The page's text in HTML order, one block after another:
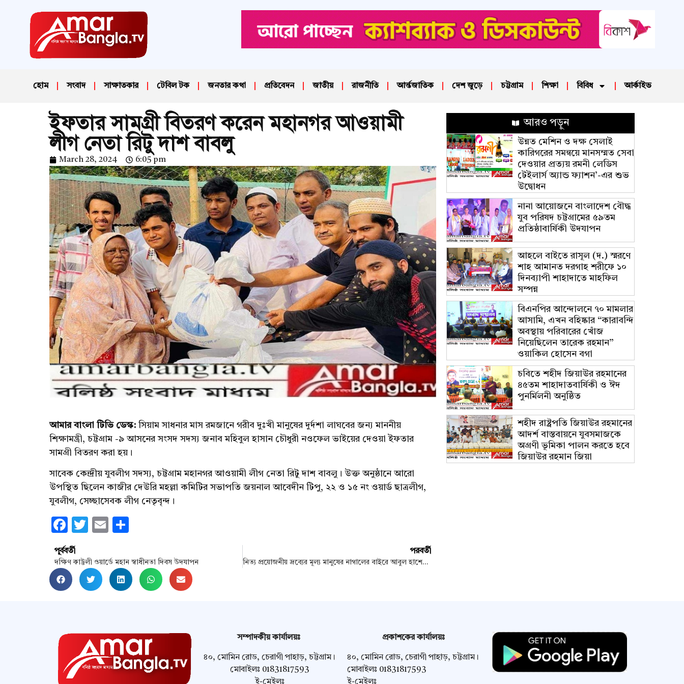
হোম সংবাদ সাক্ষাতকার টেবিল টক জনতার কথা প্রতিবেদন জাতীয় রাজনীতি আর্ন্তজাতিক দেশ জুড়ে চট্টগ্রাম শিক্ষা বিবিধ আর্কাইভ
ইফতার সামগ্রী বিতরণ করেন মহানগর আওয়ামী
লীগ নেতা রিটু দাশ বাবলু
March 28, 2024 6:05 pm
আমার বাংলা টিভি ডেস্ক: সিয়াম সাধনার মাস রমজানে গরীব দুঃখী মানুষের দুর্দশা লাঘবের জন্য মাননীয়
শিক্ষামন্ত্রী, চট্টগ্রাম -৯ আসনের সংসদ সদস্য জনাব মহিবুল হাসান চৌধুরী নওফেল ভাইয়ের দেওয়া ইফতার
সামগ্রী বিতরণ করা হয়।
সাবেক কেন্দ্রীয় যুবলীগ সদস্য, চট্টগ্রাম মহানগর আওয়ামী লীগ নেতা রিটু দাশ বাবলু। উক্ত অনুষ্ঠানে আরো
উপস্থিত ছিলেন কাজীর দেউরি মহল্লা কমিটির সভাপতি জয়নাল আবেদীন টিপু, ২২ ও ১৫ নং ওয়ার্ড ছাত্রলীগ,
যুবলীগ, সেচ্ছাসেবক লীগ নেতৃবৃন্দ।
Facebook
Twitter
Email
পূর্ববর্তী
দক্ষিণ কাট্টলী ওয়ার্ডে মহান স্বাধীনতা দিবস উদযাপন
পরবর্তী
নিত্য প্রয়োজনীয় দ্রব্যের মূল্য মানুষের নাগালের বাইরে আবুল হাশেম বক্কর
আরও পড়ুন
উন্নত মেশিন ও দক্ষ সেলাই
কারিগরের সমন্বয়ে মানসম্মত সেবা
দেওয়ার প্রত্যয় রমনী লেডিস
টেইলার্স অ্যান্ড ফ্যাশন’-এর শুভ
উদ্বোধন
নানা আয়োজনে বাংলাদেশ বৌদ্ধ
যুব পরিষদ চট্টগ্রামের ৫৯তম
প্রতিষ্ঠাবার্ষিকী উদযাপন
আহলে বাইতে রাসূল (দ.) স্মরণে
শাহ আমানত দরগাহ শরীফে ১০
দিনব্যাপী শাহাদাতে মাহফিল
সম্পন্ন
বিএনপির আন্দোলনে ৭০ মামলার
আসামি, এখন বহিষ্কার “কারাবন্দি
অবস্থায় পরিবারের খোঁজ
নিয়েছিলেন তারেক রহমান”
ওয়াকিল হোসেন বগা
চবিতে শহীদ জিয়াউর রহমানের
৪৫তম শাহাদাতবার্ষিকী ও ঈদ
পুনর্মিলনী অনুষ্ঠিত
শহীদ রাষ্ট্রপতি জিয়াউর রহমানের
আদর্শ বাস্তবায়নে যুবসমাজকে
অগ্রণী ভূমিকা পালন করতে হবে
জিয়াউর রহমান জিয়া
সম্পাদকীয় কার্যালয়ঃ
৪০, মোমিন রোড, চেরাগী পাহাড়, চট্টগ্রাম।
মোবাইলঃ 01831817593
ই-মেইলঃ
প্রকাশকের কার্যালয়ঃ
৪০, মোমিন রোড, চেরাগী পাহাড়, চট্টগ্রাম।
মোবাইলঃ 01831817593
ই-মেইলঃ